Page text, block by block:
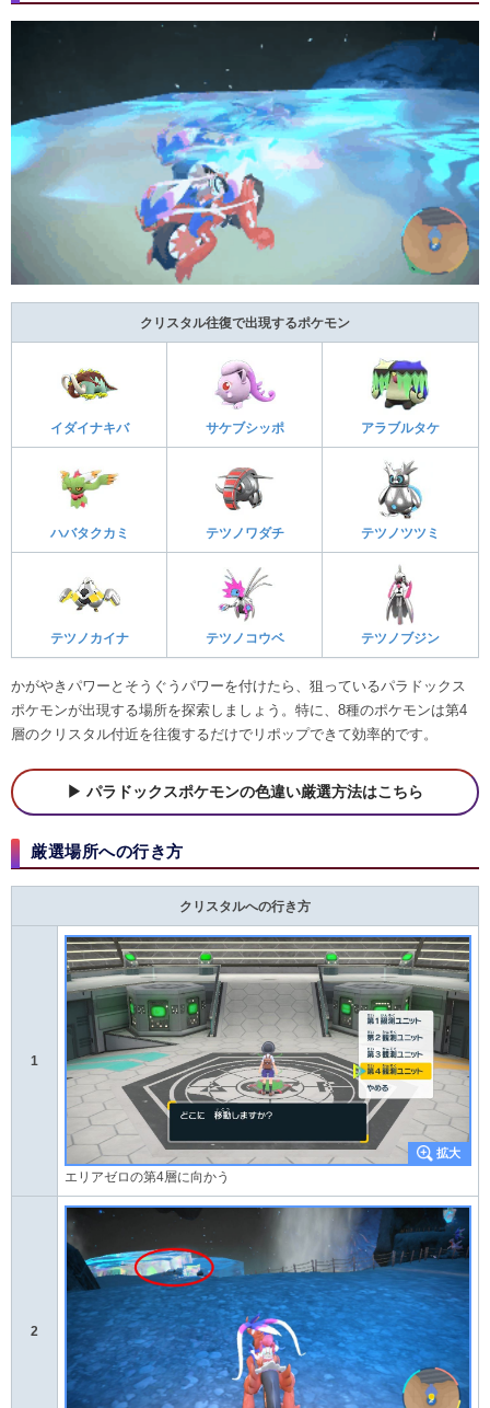
クリスタル往復で出現するポケモン
イダイナキバ サケブシッポ アラブルタケ
ハバタクカミ テツノワダチ テツノツツミ
テツノカイナ テツノコウベ テツノブジン
かがやきパワーとそうぐうパワーを付けたら、狙っているパラドックス
ポケモンが出現する場所を探索しましょう。特に、8種のポケモンは第4
層のクリスタル付近を往復するだけでリポップできて効率的です。
パラドックスポケモンの色違い厳選方法はこちら
厳選場所への行き方
クリスタルへの行き方
1
エリアゼロの第4層に向かう
2